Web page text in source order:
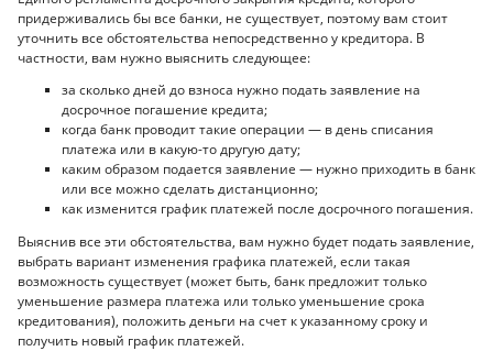
придерживались бы все банки, не существует, поэтому вам стоит
уточнить все обстоятельства непосредственно у кредитора. В
частности, вам нужно выяснить следующее:
за сколько дней до взноса нужно подать заявление на
досрочное погашение кредита;
когда банк проводит такие операции — в день списания
платежа или в какую-то другую дату;
каким образом подается заявление — нужно приходить в банк
или все можно сделать дистанционно;
как изменится график платежей после досрочного погашения.
Выяснив все эти обстоятельства, вам нужно будет подать заявление,
выбрать вариант изменения графика платежей, если такая
возможность существует (может быть, банк предложит только
уменьшение размера платежа или только уменьшение срока
кредитования), положить деньги на счет к указанному сроку и
получить новый график платежей.